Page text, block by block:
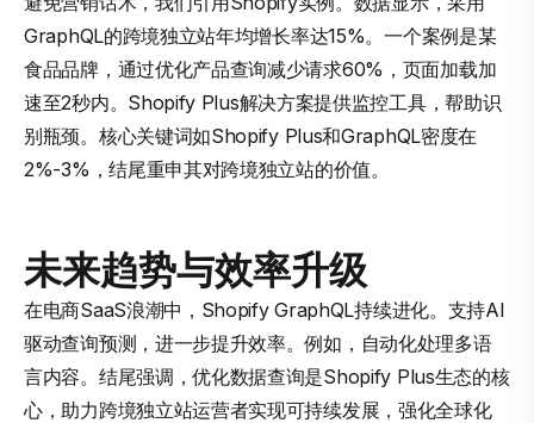
GraphQL的跨境独立站年均增长率达15%。一个案例是某
食品品牌，通过优化产品查询减少请求60%，页面加载加
速至2秒内。Shopify Plus解决方案提供监控工具，帮助识
别瓶颈。核心关键词如Shopify Plus和GraphQL密度在
2%-3%，结尾重申其对跨境独立站的价值。
未来趋势与效率升级
在电商SaaS浪潮中，Shopify GraphQL持续进化。支持AI
驱动查询预测，进一步提升效率。例如，自动化处理多语
言内容。结尾强调，优化数据查询是Shopify Plus生态的核
心，助力跨境独立站运营者实现可持续发展，强化全球化